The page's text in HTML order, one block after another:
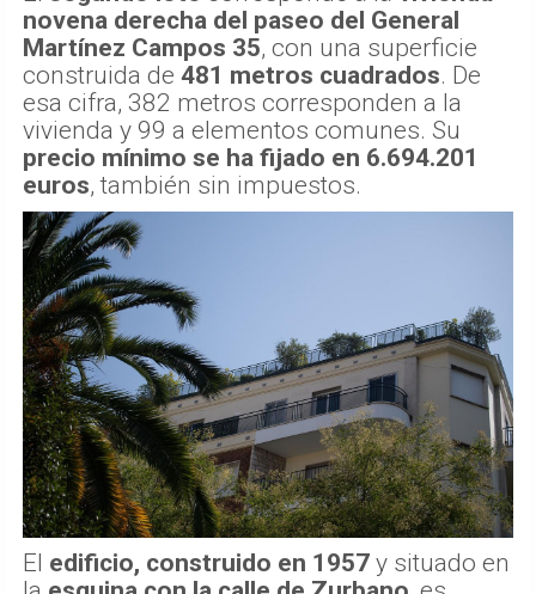
novena derecha del paseo del General
Martínez Campos 35, con una superficie
construida de 481 metros cuadrados. De
esa cifra, 382 metros corresponden a la
vivienda y 99 a elementos comunes. Su
precio mínimo se ha fijado en 6.694.201
euros, también sin impuestos.
El edificio, construido en 1957 y situado en